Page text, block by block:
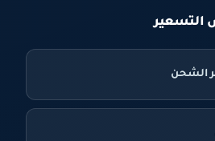
التسعير
الشحن